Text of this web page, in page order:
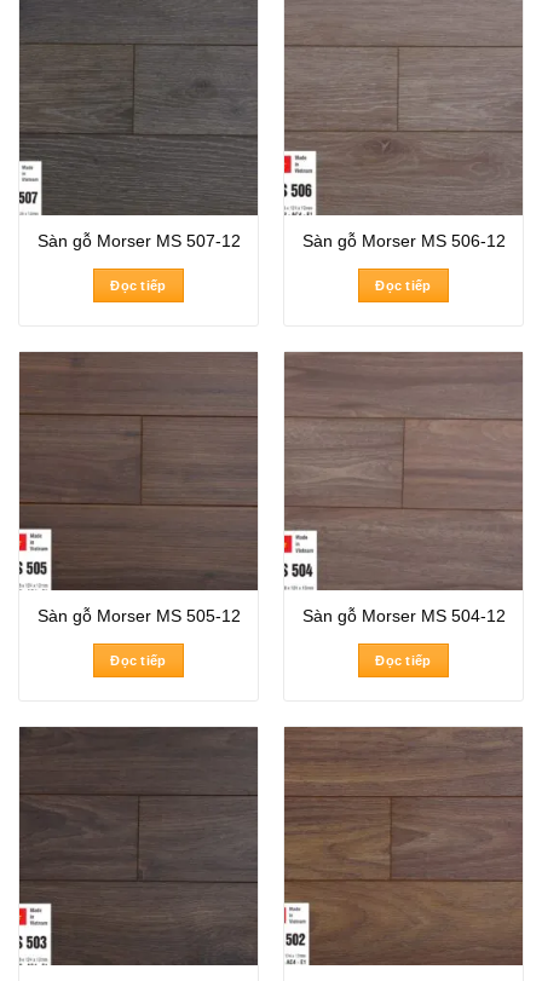
Sàn gỗ Morser MS 507-12
Đọc tiếp
Sàn gỗ Morser MS 506-12
Đọc tiếp
Sàn gỗ Morser MS 505-12
Đọc tiếp
Sàn gỗ Morser MS 504-12
Đọc tiếp